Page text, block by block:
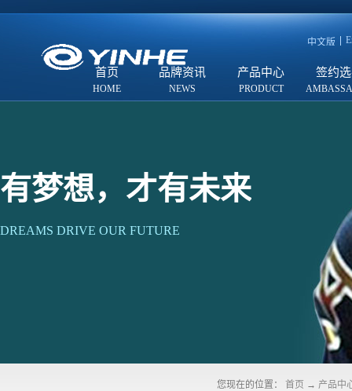
中文版
首页 品牌资讯 产品中心 签约
有梦想，才有未来
DREAMS DRIVE OUR FUTURE
您现在的位置： 首页 → 产品中